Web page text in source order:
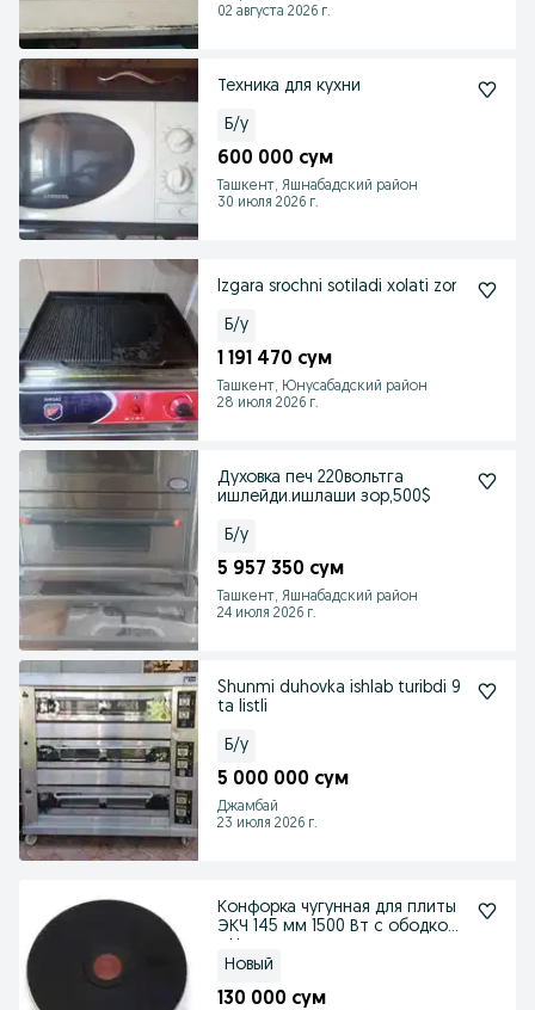
02 августа 2026 г.
Техника для кухни
Б/у
600 000 сум
Ташкент, Яшнабадский район
30 июля 2026 г.
Izgara srochni sotiladi xolati zor
Б/у
1 191 470 сум
Ташкент, Юнусабадский район
28 июля 2026 г.
Духовка печ 220вольтга
ишлейди.ишлаши зор,500$
Б/у
5 957 350 сум
Ташкент, Яшнабадский район
24 июля 2026 г.
Shunmi duhovka ishlab turibdi 9
ta listli
Б/у
5 000 000 сум
Джамбай
23 июля 2026 г.
Конфорка чугунная для плиты
ЭКЧ 145 мм 1500 Вт с ободком
Новый
130 000 сум